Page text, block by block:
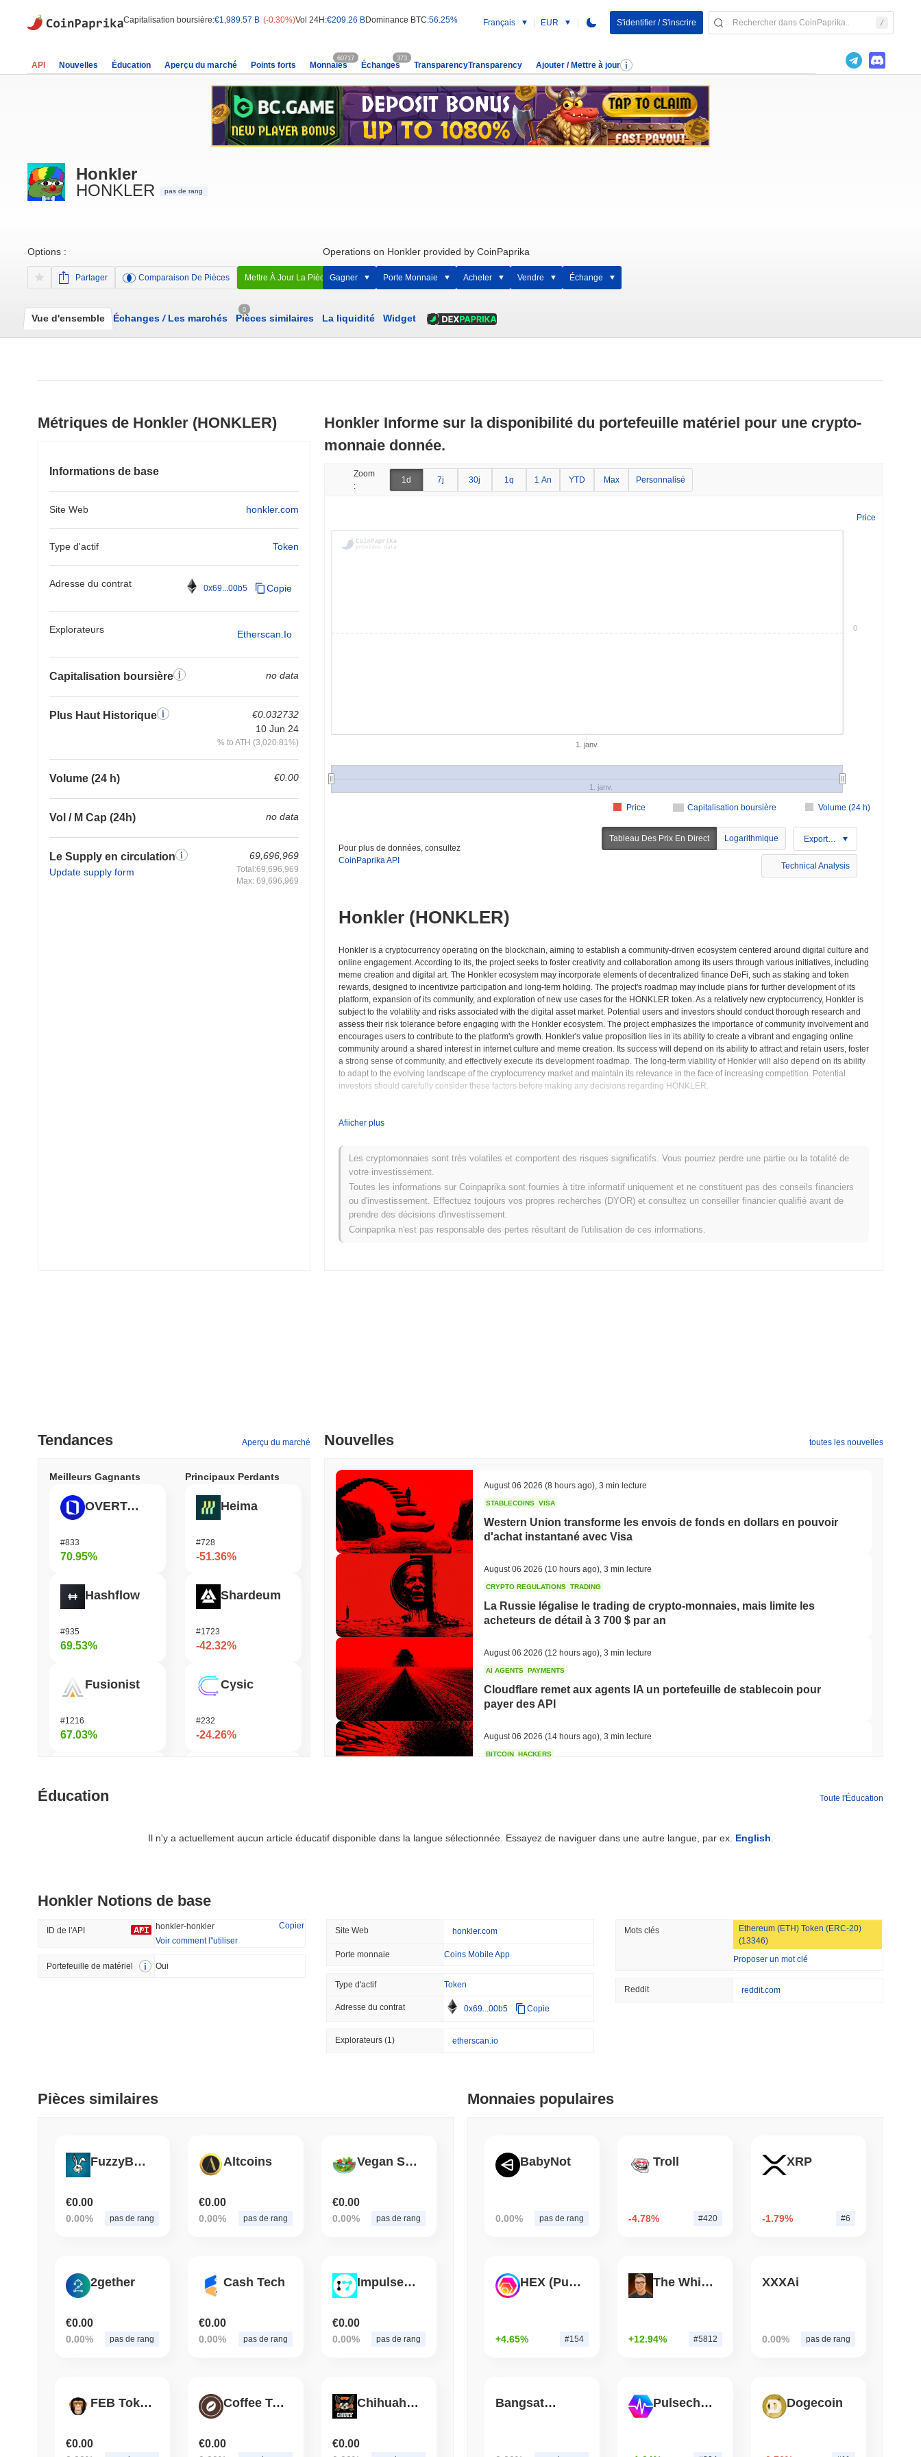
Capitalisation boursière:€1,989.57 B (-0.30%)Vol 24H:€209.26 BDominance BTC:56.25% Français EUR S'identifier / S'inscrire
API Nouvelles Éducation Aperçu du marché Points forts Monnaies
60717
Échanges
373
TransparencyTransparency Ajouter / Mettre à jour
Honkler
HONKLER
pas de rang
Options :
Partager Comparaison De Pièces Mettre À Jour La Pièce
Operations on Honkler provided by CoinPaprika
Gagner Porte Monnaie Acheter Vendre Échange
Vue d'ensemble Échanges /Les marchés
0
Pièces similaires La liquidité Widget
Métriques de Honkler (HONKLER)
Informations de base
Site Web honkler.com
Type d'actif Token
Adresse du contrat 0x69...00b5 Copie
Explorateurs Etherscan.io
Capitalisation boursière no data
Plus Haut Historique
€0.032732
10 Jun 24
% to ATH (3,020.81%)
Volume (24 h) €0.00
Vol / M Cap (24h) no data
Le Supply en circulation
Update supply form
69,696,969
Total:69,696,969
Max: 69,696,969
Honkler Informe sur la disponibilité du portefeuille matériel pour une crypto-
monnaie donnée.
Zoom
:
1d 7j 30j 1q 1 An YTD Max Personnalisé
Price
Capitalisation boursière Volume (24 h)
Price
1. janv.
1. janv.
0
Pour plus de données, consultez
CoinPaprika API
Tableau Des Prix En Direct Logarithmique Exportation
Technical Analysis
Honkler (HONKLER)
Honkler is a cryptocurrency operating on the blockchain, aiming to establish a community-driven ecosystem centered around digital culture and
online engagement. According to its, the project seeks to foster creativity and collaboration among its users through various initiatives, including
meme creation and digital art. The Honkler ecosystem may incorporate elements of decentralized finance DeFi, such as staking and token
rewards, designed to incentivize participation and long-term holding. The project's roadmap may include plans for further development of its
platform, expansion of its community, and exploration of new use cases for the HONKLER token. As a relatively new cryptocurrency, Honkler is
subject to the volatility and risks associated with the digital asset market. Potential users and investors should conduct thorough research and
assess their risk tolerance before engaging with the Honkler ecosystem. The project emphasizes the importance of community involvement and
encourages users to contribute to the platform's growth. Honkler's value proposition lies in its ability to create a vibrant and engaging online
community around a shared interest in internet culture and meme creation. Its success will depend on its ability to attract and retain users, foster
a strong sense of community, and effectively execute its development roadmap. The long-term viability of Honkler will also depend on its ability
to adapt to the evolving landscape of the cryptocurrency market and maintain its relevance in the face of increasing competition. Potential
investors should carefully consider these factors before making any decisions regarding HONKLER.
Où puis-je acheter Honkler (HONKLER) ?
Honkler (HONKLER) est largement disponible sur les plateformes d'échange de cryptomonnaies centralized and decentralized.
Quel est le volume de trading quotidien actuel de Honkler ?
Au cours des dernières 24 heures, le volume de trading de Honkler s'élève à
Quel est l'historique de la fourchette de prix de Honkler ?
Afiicher plus
Les cryptomonnaies sont très volatiles et comportent des risques significatifs. Vous pourriez perdre une partie ou la totalité de
votre investissement.
Toutes les informations sur Coinpaprika sont fournies à titre informatif uniquement et ne constituent pas des conseils financiers
ou d'investissement. Effectuez toujours vos propres recherches (DYOR) et consultez un conseiller financier qualifié avant de
prendre des décisions d'investissement.
Coinpaprika n'est pas responsable des pertes résultant de l'utilisation de ces informations.
Tendances Aperçu du marché
Meilleurs Gagnants
OVERTAKE
#833
70.95%
Hashflow
#935
69.53%
Fusionist
#1216
67.03%
#172
Principaux Perdants
Heima
#728
-51.36%
Shardeum
#1723
-42.32%
Cysic
#232
-24.26%
#538
Tendance
Nouvelles toutes les nouvelles
August 06 2026 (8 hours ago) 3 min lecture
STABLECOINS VISA
Western Union transforme les envois de fonds en dollars en pouvoir
d'achat instantané avec Visa
August 06 2026 (10 hours ago) 3 min lecture
CRYPTO REGULATIONS TRADING
La Russie légalise le trading de crypto-monnaies, mais limite les
acheteurs de détail à 3 700 $ par an
August 06 2026 (12 hours ago) 3 min lecture
AI AGENTS PAYMENTS
Cloudflare remet aux agents IA un portefeuille de stablecoin pour
payer des API
August 06 2026 (14 hours ago) 3 min lecture
BITCOIN HACKERS
CIRCLE TOKENIZATION
Les États-Unis et le Royaume-Uni approfondissent leur alignement sur
les stablecoins alors que les règles de la loi...
3 min lecture
CRYPTO SERVICES
quitter sa garde
Les chercheurs d'Ethereum veulent brûler les récompenses des
August 05 2026
TOKENIZATION
BitGo transfère 7,4 milliards de dollars de Wrapped Bitcoin vers
Chainlink alors que l'exode de LayerZero approche...
Éducation Toute l'Éducation
Il n'y a actuellement aucun article éducatif disponible dans la langue sélectionnée. Essayez de naviguer dans une autre langue, par ex. English
Honkler Notions de base
ID de l'API honkler-honkler
Copier
Voir comment l''utiliser
Portefeuille de matériel Oui
Site Web honkler.com
Porte monnaie Coins Mobile App
Type d'actif Token
Adresse du contrat 0x69...00b5 Copie
Explorateurs(1) etherscan.io
Mots clés
Ethereum (ETH) Token (ERC-20)
(13346)
Proposer un mot clé
Reddit reddit.com
Pièces similaires
FuzzyBunnyRadio
€0.00
0.00% pas de rang
Altcoins
€0.00
0.00% pas de rang
Vegan Swap
€0.00
0.00% pas de rang
2gether
€0.00
0.00% pas de rang
Cash Tech
€0.00
0.00% pas de rang
ImpulseVen
€0.00
0.00% pas de rang
FEB Token
€0.00
Coffee Token
€0.00
Chihuahua Finance
€0.00
Monnaies populaires
BabyNot
0.00% pas de rang
Troll
-4.78% #420
XRP
-1.79% #6
HEX (Pulsechain)
+4.65% #154
The White Bull
+12.94% #5812
XXXAi
0.00% pas de rang
Bangsat 666 Pulsechain Dogecoin